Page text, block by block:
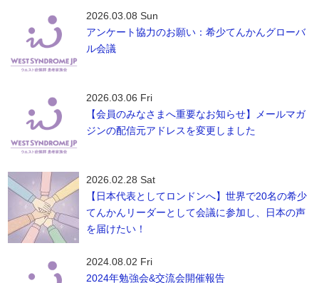
2026.03.08 Sun
アンケート協力のお願い：希少てんかんグローバ
ル会議
2026.03.06 Fri
【会員のみなさまへ重要なお知らせ】メールマガ
ジンの配信元アドレスを変更しました
2026.02.28 Sat
【日本代表としてロンドンへ】世界で20名の希少
てんかんリーダーとして会議に参加し、日本の声
を届けたい！
2024.08.02 Fri
2024年勉強会&交流会開催報告